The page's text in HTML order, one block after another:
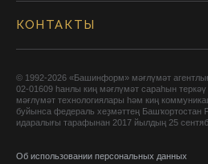
КОНТАКТЫ
© 1992-2026 «Башинформ» мәғлүмәт
02-01609 һанлы киң мәғлүмәт сараһын
мәғлүмәт технологиялары һәм киң
буйынса федераль хеҙмәттең Башҡортостан
идаралығы тарафынан 2017 йылдың 25
Об использовании персональных данных